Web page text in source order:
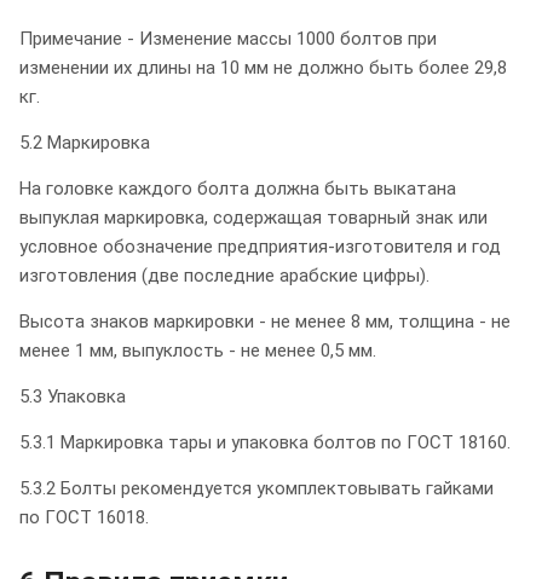
Примечание - Изменение массы 1000 болтов при
изменении их длины на 10 мм не должно быть более 29,8
кг.
5.2 Маркировка
На головке каждого болта должна быть выкатана
выпуклая маркировка, содержащая товарный знак или
условное обозначение предприятия-изготовителя и год
изготовления (две последние арабские цифры).
Высота знаков маркировки - не менее 8 мм, толщина - не
менее 1 мм, выпуклость - не менее 0,5 мм.
5.3 Упаковка
5.3.1 Маркировка тары и упаковка болтов по ГОСТ 18160.
5.3.2 Болты рекомендуется укомплектовывать гайками
по ГОСТ 16018.